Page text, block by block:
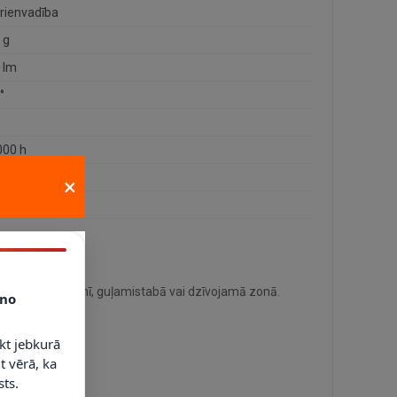
g
lm
h
sienas, gaitenī, guļamistabā vai dzīvojamā zonā.
×
no
jebkurā
vērā, ka